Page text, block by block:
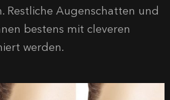
Restliche Augenschatten und
bestens mit cleveren
werden.